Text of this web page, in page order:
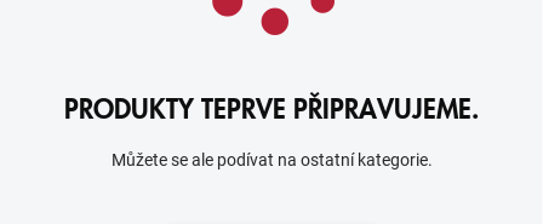
PRODUKTY TEPRVE PŘIPRAVUJEME.
Můžete se ale podívat na ostatní kategorie.